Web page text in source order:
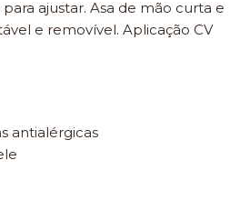
ajustar. Asa de mão curta e
e removível. Aplicação CV
antialérgicas